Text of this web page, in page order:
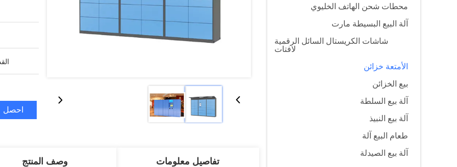
محطات شحن الهاتف الخليوي
آلة البيع البسيطة مارت
شاشات الكريستال السائل الرقمية
لافتات
الأمتعة خزائن
بيع الخزائن
آلة بيع السلطة
آلة بيع النبيذ
طعام البيع آلة
آلة بيع الصيدلة
احصل
تفاصيل معلومات وصف المنتج